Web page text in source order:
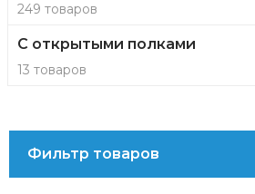
249 товаров
С открытыми полками
13 товаров
Фильтр товаров